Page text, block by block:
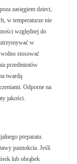
zasięgiem dzieci,
w temperaturze nie
względnej do
w
stosować
przedmiotów
twardą
Odporne na
jakości.
preparatu.
paznokcia. Jeśli
lub obrąbek